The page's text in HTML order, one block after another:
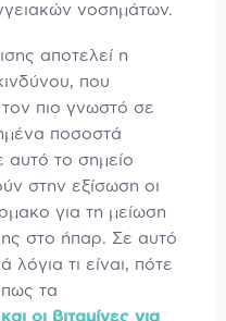
νοσημάτων.
αποτελεί η
που
πιο γνωστό σε
ποσοστά
αυτό το σημείο
στην εξίσωση οι
για τη μείωση
στο ήπαρ. Σε αυτό
τι είναι, πότε
πως τα
οι βιταμίνες για